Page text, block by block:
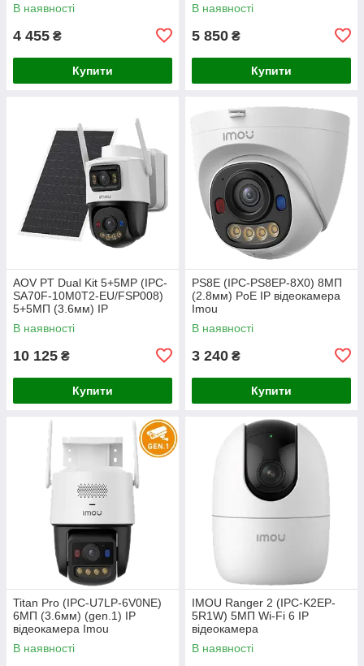
В наявності
4 455 ₴
Купити
В наявності
5 850 ₴
Купити
AOV PT Dual Kit 5+5MP (IPC-
SA70F-10M0T2-EU/FSP008)
5+5МП (3.6мм) IP
відеокамера Imou
В наявності
10 125 ₴
Купити
PS8E (IPC-PS8EP-8X0) 8МП
(2.8мм) PoE IP відеокамера
Imou
В наявності
3 240 ₴
Купити
Titan Pro (IPC-U7LP-6V0NE)
6МП (3.6мм) (gen.1) IP
відеокамера Imou
В наявності
IMOU Ranger 2 (IPC-K2EP-
5R1W) 5МП Wi-Fi 6 IP
відеокамера
В наявності